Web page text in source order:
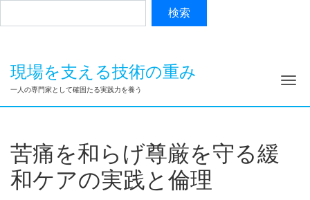
現場を支える技術の重み
一人の専門家として確固たる実践力を養う ナ
苦痛を和らげ尊厳を守る緩
和ケアの実践と倫理